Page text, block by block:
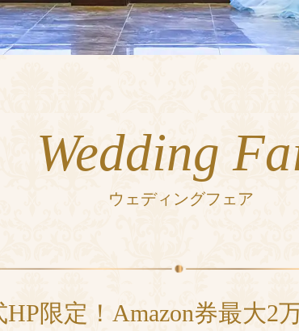
Wedding
ウェディングフェア
HP限定！Amazon券最大2